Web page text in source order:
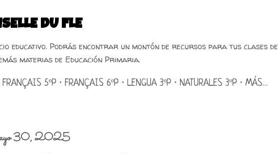
DU FLE
educativo. Podrás encontrar un montón de recursos para tus clases de
materias de Educación Primaria.
FRANÇAIS 5ºP FRANÇAIS 6ºP LENGUA 3ºP NATURALES 3ºP MÁS…
30, 2025